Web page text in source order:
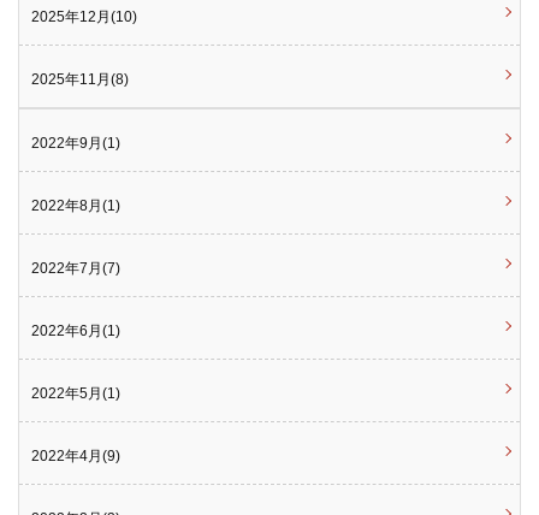
2025年12月(10)
2025年11月(8)
2022年9月(1)
2022年8月(1)
2022年7月(7)
2022年6月(1)
2022年5月(1)
2022年4月(9)